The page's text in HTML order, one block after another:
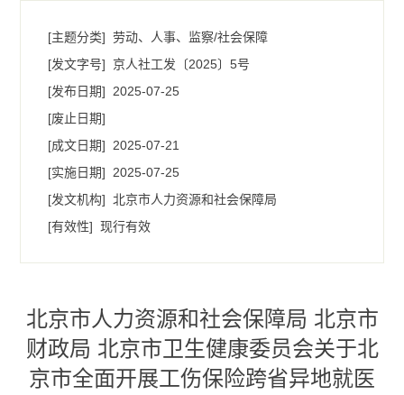
[主题分类] 劳动、人事、监察/社会保障
[发文字号]
京人社工发〔2025〕5号
[发布日期]
2025-07-25
[废止日期]
[成文日期]
2025-07-21
[实施日期]
2025-07-25
[发文机构]
北京市人力资源和社会保障局
[有效性] 现行有效
北京市人力资源和社会保障局 北京市
财政局 北京市卫生健康委员会关于北
京市全面开展工伤保险跨省异地就医